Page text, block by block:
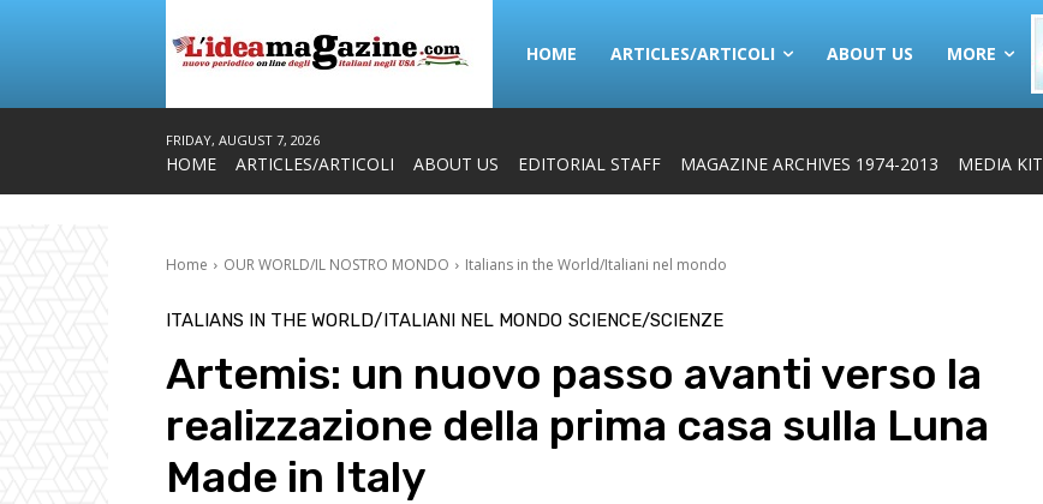
HOME ARTICLES/ARTICOLI ABOUT US MORE
FRIDAY, AUGUST 7, 2026
HOME ARTICLES/ARTICOLI ABOUT US EDITORIAL STAFF MAGAZINE ARCHIVES 1974-2013 MEDIA KIT
Home OUR WORLD/IL NOSTRO MONDO Italians in the World/Italiani nel mondo
ITALIANS IN THE WORLD/ITALIANI NEL MONDO SCIENCE/SCIENZE
Artemis: un nuovo passo avanti verso la
realizzazione della prima casa sulla Luna
Made in Italy